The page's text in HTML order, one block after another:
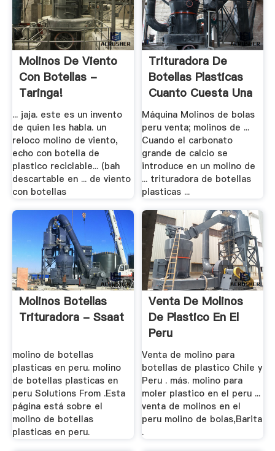
Molinos De Viento
Con Botellas -
Taringa!
... jaja. este es un invento
de quien les habla. un
reloco molino de viento,
echo con botella de
plastico reciclable... (bah
descartable en ... de viento
con botellas
Trituradora De
Botellas Plasticas
Cuanto Cuesta Una
Máquina Molinos de bolas
peru venta; molinos de ...
Cuando el carbonato
grande de calcio se
introduce en un molino de
... trituradora de botellas
plasticas ...
Molinos Botellas
Trituradora - Ssaat
molino de botellas
plasticas en peru. molino
de botellas plasticas en
peru Solutions From .Esta
página está sobre el
molino de botellas
plasticas en peru.
Venta De Molinos
De Plastico En El
Peru
Venta de molino para
botellas de plastico Chile y
Peru . más. molino para
moler plastico en el peru ...
venta de molinos en el
peru molino de bolas,Barita
.